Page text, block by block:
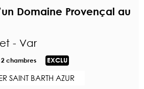
Domaine Provençal au
- Var
chambres EXCLU
SAINT BARTH AZUR